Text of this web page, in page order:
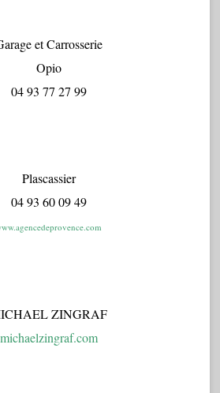
et Carrosserie
Opio
04 93 77 27 99
Plascassier
04 93 60 09 49
ZINGRAF
michaelzingraf.com